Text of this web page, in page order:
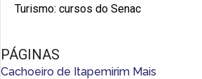
Turismo: cursos do Senac
PÁGINAS
Cachoeiro de Itapemirim Mais